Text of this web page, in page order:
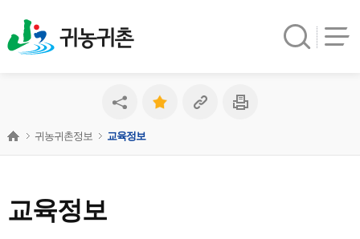
귀농귀촌
교육정보
귀농귀촌정보 교육정보